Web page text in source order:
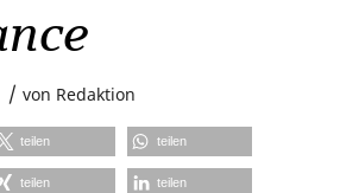
/ von Redaktion
teilen teilen
teilen teilen